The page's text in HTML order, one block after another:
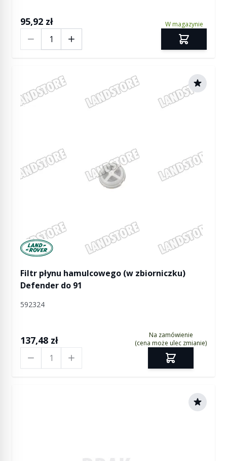
95,92 zł W magazynie
Manufactured by Land rover
Filtr płynu hamulcowego (w zbiorniczku)
Defender do 91
592324
137,48 zł
Na zamówienie
(cena może ulec zmianie)